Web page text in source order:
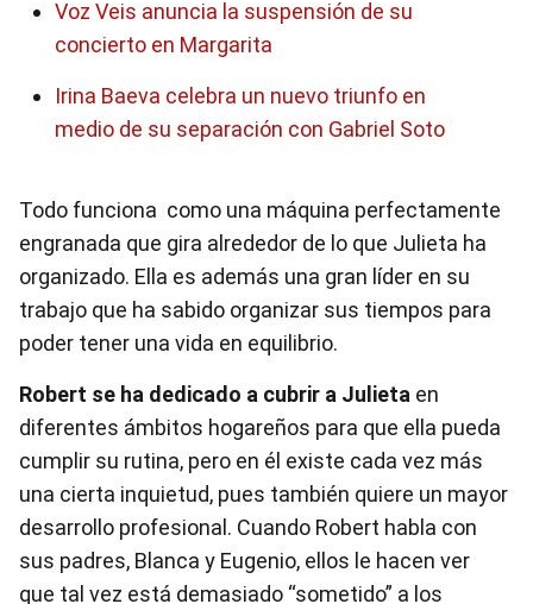
Voz Veis anuncia la suspensión de su
concierto en Margarita
Irina Baeva celebra un nuevo triunfo en
medio de su separación con Gabriel Soto
Todo funciona como una máquina perfectamente
engranada que gira alrededor de lo que Julieta ha
organizado. Ella es además una gran líder en su
trabajo que ha sabido organizar sus tiempos para
poder tener una vida en equilibrio.
Robert se ha dedicado a cubrir a Julieta en
diferentes ámbitos hogareños para que ella pueda
cumplir su rutina, pero en él existe cada vez más
una cierta inquietud, pues también quiere un mayor
desarrollo profesional. Cuando Robert habla con
sus padres, Blanca y Eugenio, ellos le hacen ver
que tal vez está demasiado “sometido” a los